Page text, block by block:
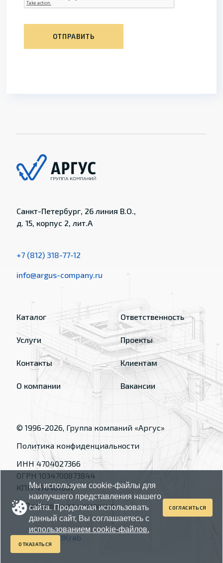
ОТПРАВИТЬ
Санкт-Петербург, 26 линия В.О.,
д. 15, корпус 2, лит.А
+7 (812) 318-77-12
info@argus-company.ru
Каталог
Услуги
Контакты
О компании
Ответственность
Проекты
Клиентам
Вакансии
© 1996-2026, Группа компаний «Аргус»
Политика конфиденциальности
ИНН 4704027366
ОГРН 1034700873844
КПП 470401001
Made byRedKrab
Мы используем cookie-файлы для
наилучшего представления нашего
сайта. Продолжая использовать
данный сайт, Вы соглашаетесь с
использованием cookie-файлов.
СОГЛАСИТЬСЯ
ОТКАЗАТЬСЯ